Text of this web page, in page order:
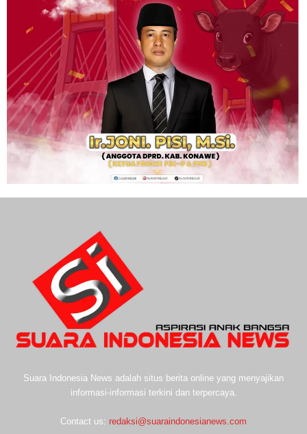
Suara Indonesia News adalah situs berita online yang menyajikan
informasi-informasi terkini dan terpercaya.
Contact us: redaksi@suaraindonesianews.com